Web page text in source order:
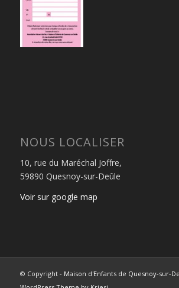
NOUS LOCALISER
10, rue du Maréchal Joffre,
59890 Quesnoy-sur-Deûle
Voir sur google map
© Copyright - Maison d'Enfants de Quesnoy-sur-